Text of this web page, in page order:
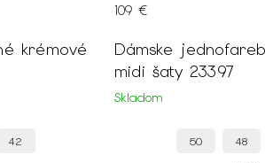
42
Dámske jednofarebné modré
midi šaty 23397
Skladom
109 €
50 48